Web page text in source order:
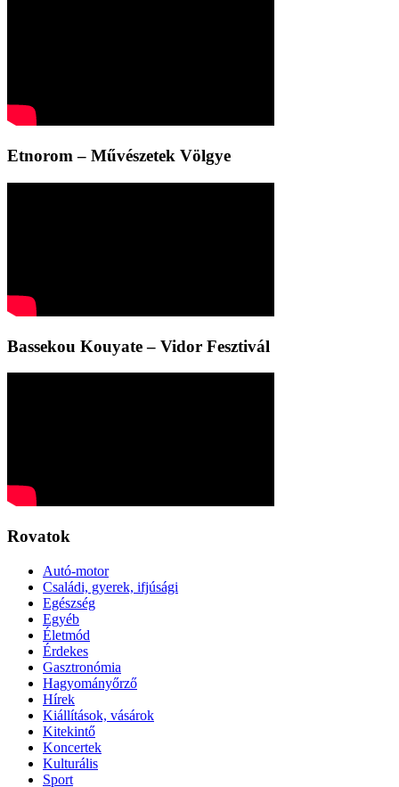
Etnorom – Művészetek Völgye
Bassekou Kouyate – Vidor Fesztivál
Rovatok
Autó-motor
Családi, gyerek, ifjúsági
Egészség
Egyéb
Életmód
Érdekes
Gasztronómia
Hagyományőrző
Hírek
Kiállítások, vásárok
Kitekintő
Koncertek
Kulturális
Sport